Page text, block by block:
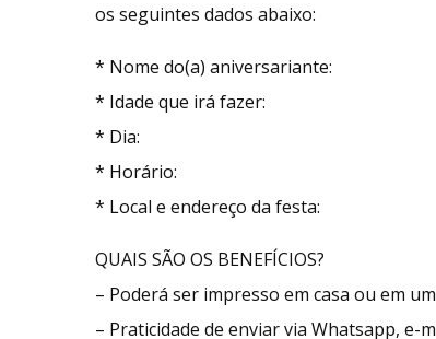
os seguintes dados abaixo:
* Nome do(a) aniversariante:
* Idade que irá fazer:
* Dia:
* Horário:
* Local e endereço da festa:
QUAIS SÃO OS BENEFÍCIOS?
– Poderá ser impresso em casa ou em
– Praticidade de enviar via Whatsapp, e-